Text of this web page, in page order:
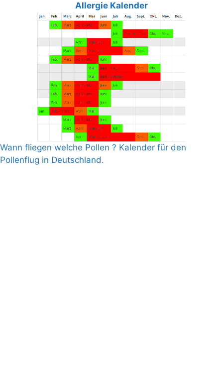
Allergie Kalender
Wann fliegen welche Pollen ? Kalender für den
Pollenflug in Deutschland.